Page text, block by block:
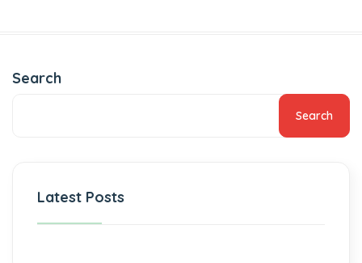
Search
Search
Latest Posts